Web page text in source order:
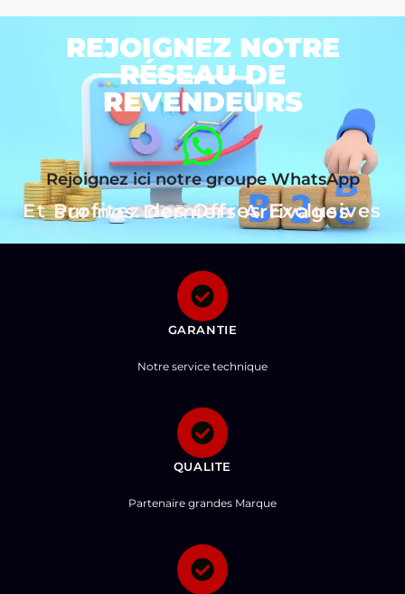
REJOIGNEZ NOTRE
RÉSEAU DE
REVENDEURS
Rejoignez ici notre groupe WhatsApp
Et Profitez des Offres Exclusives sur nos Derniers Arrivages
GARANTIE
Notre service technique
QUALITE
Partenaire grandes Marque